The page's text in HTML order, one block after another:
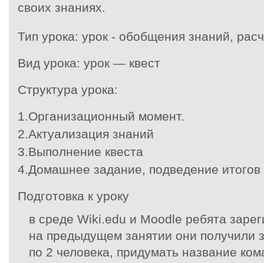
своих знаниях.
Тип урока: урок - обобщения знаний,
Вид урока: урок — квест
Структура урока:
1.Организационный момент.
2.Актуализация знаний
3.Выполнение квеста
4.Домашнее задание, подведение итогов
Подготовка к уроку
в среде Wiki.edu и Moodle ребята
на предыдущем занятии они получили
по 2 человека, придумать название